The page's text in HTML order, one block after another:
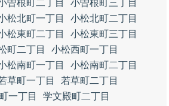
曽根町二丁目
小曽根町三丁目
松北町一丁目
小松北町二丁目
松東町二丁目
小松東町三丁目
町二丁目
小松西町一丁目
松南町一丁目
小松南町二丁目
草町一丁目
若草町二丁目
一丁目
学文殿町二丁目